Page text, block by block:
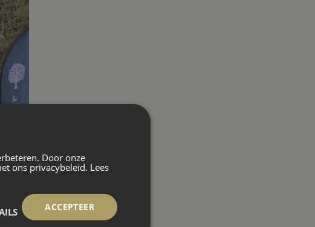
Door onze
ons privacybeleid. Lees
ACCEPTEER